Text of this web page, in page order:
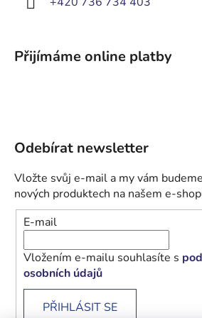
Přijímáme online platby
Odebírat newsletter
Vložte svůj e-mail a my vám
nových produktech na našem e-
E-mail
Vložením e-mailu souhlasíte s
osobních údajů
PŘIHLÁSIT SE